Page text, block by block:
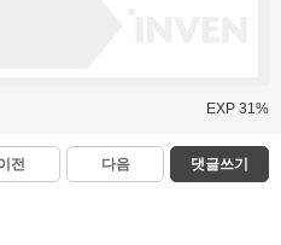
EXP 31%
전 다음 댓글쓰기